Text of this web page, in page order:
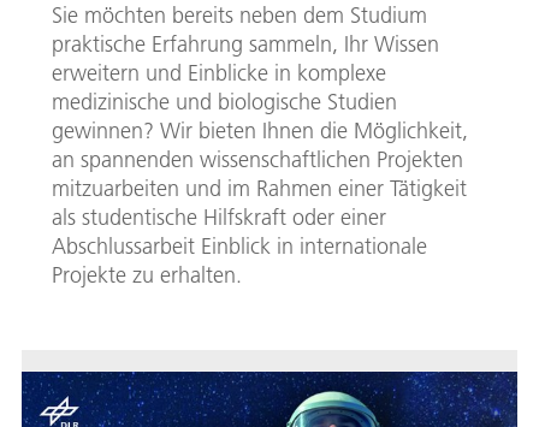
Sie möchten bereits neben dem Studium
praktische Erfahrung sammeln, Ihr Wissen
erweitern und Einblicke in komplexe
medizinische und biologische Studien
gewinnen? Wir bieten Ihnen die Möglichkeit,
an spannenden wissenschaftlichen Projekten
mitzuarbeiten und im Rahmen einer Tätigkeit
als studentische Hilfskraft oder einer
Abschlussarbeit Einblick in internationale
Projekte zu erhalten.